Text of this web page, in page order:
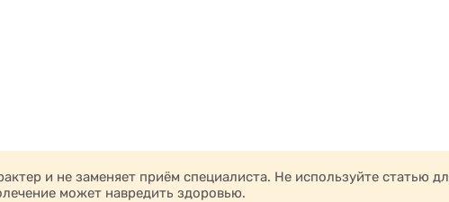
и не заменяет приём специалиста. Не используйте статью
может навредить здоровью.